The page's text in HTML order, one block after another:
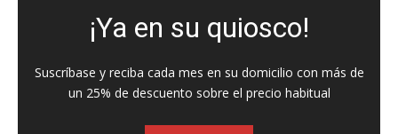
¡Ya en su quiosco!
Suscríbase y reciba cada mes en su domicilio con más de
un 25% de descuento sobre el precio habitual